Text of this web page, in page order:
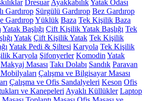
Dresuar AyakkabılıkYatak Odası
Gardırop Sürgülü Gardırop Bez Gardırop
GardıropYüklük Baza Tek Kişilik Baza
Yatak Başlığı Çift Kişilik Yatak Başlığı Tek
Yatak Çift Kişilik Yatak Tek Kişilik
Yatak Pedi & Şiltesi Karyola Tek Kişilik
Karyola Şifonyerler Komodin Yatak
Makyaj Masası Takı Dolabı Sandık Paravan
Çalışma ve Bilgisayar Masası
Çalışma ve Ofis Sandalyeleri Keson Ofis
ve Kanepeleri Ayaklı Küllükler Laptop